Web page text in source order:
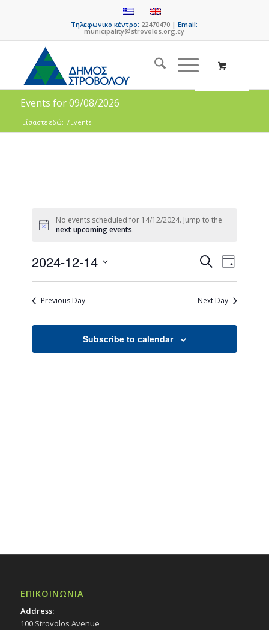
Τηλεφωνικό κέντρο: 22470470 |Email:
municipality@strovolos.org.cy
Events for 09/08/2026
Είσαστε εδώ: /Events
Notice
No events scheduled for 14/12/2024. Jump to the
next upcoming events.
Events
Search
and
SearchEvent
Views
Day
2024-12-14
Previous Day
Next Day
Subscribe to calendar
ΕΠΙΚΟΙΝΩΝΙΑ
Address:
100 Strovolos Avenue